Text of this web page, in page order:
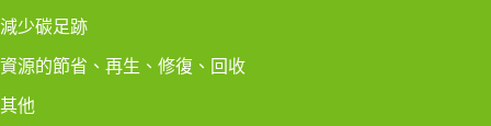
減少碳足跡
資源的節省、再生、修復、回收
其他